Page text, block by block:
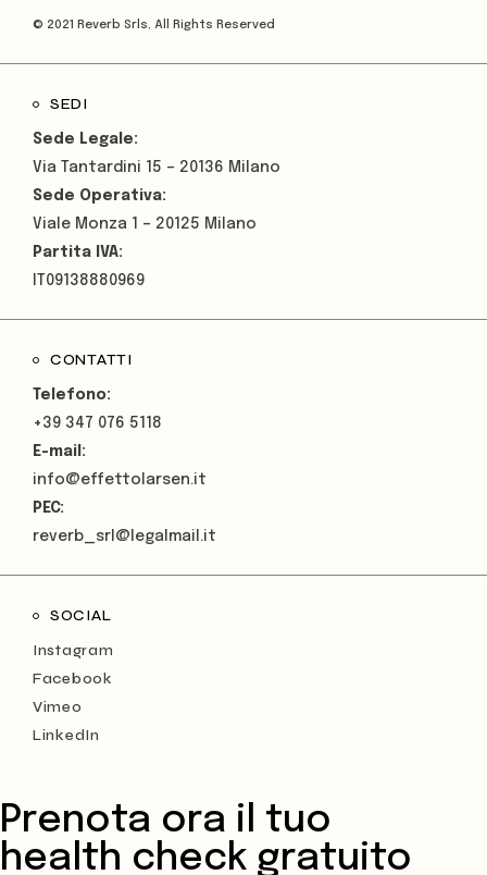
© 2021 Reverb Srls, All Rights Reserved
SEDI
Sede Legale:
Via Tantardini 15 – 20136 Milano
Sede Operativa:
Viale Monza 1 – 20125 Milano
Partita IVA:
IT09138880969
CONTATTI
Telefono:
+39 347 076 5118
E-mail:
info@effettolarsen.it
PEC:
reverb_srl@legalmail.it
SOCIAL
Instagram
Facebook
Vimeo
LinkedIn
Prenota ora il tuo
health check gratuito